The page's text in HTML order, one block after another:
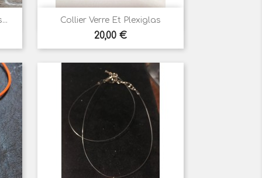
Collier Verre Et Plexiglas
Prix
20,00 €
Aperçu rapide